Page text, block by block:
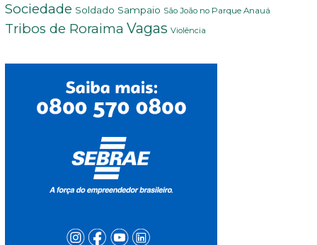
Sociedade Soldado Sampaio São João no Parque Anauá
Tribos de Roraima Vagas Violência